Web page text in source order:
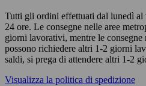
Tutti gli ordini effettuati dal lunedì al
24 ore. Le consegne nelle aree
giorni lavorativi, mentre le
possono richiedere altri 1-2 giorni
saldi, si prega di attendere altri 1-2
Visualizza la politica di spedizione